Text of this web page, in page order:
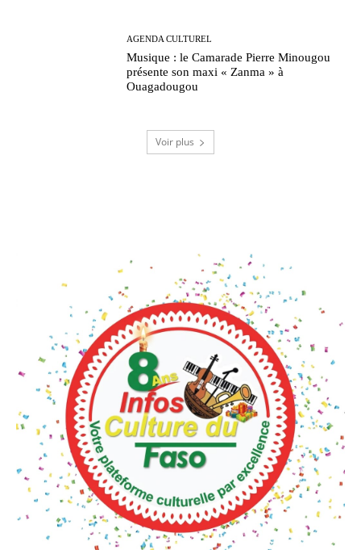
AGENDA CULTUREL
Musique : le Camarade Pierre Minougou
présente son maxi « Zanma » à
Ouagadougou
Voir plus